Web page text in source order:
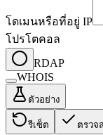
โดเมนหรือที่อยู่ IP
โปรโตคอล
RDAP
WHOIS
ตัวอย่าง
รีเซ็ต ตรวจ